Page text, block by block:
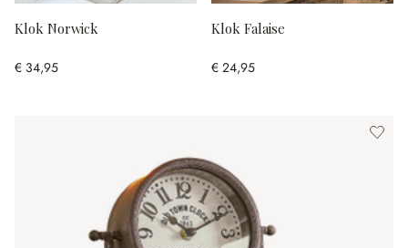
Klok Norwick
€ 34,95
Klok Falaise
€ 24,95